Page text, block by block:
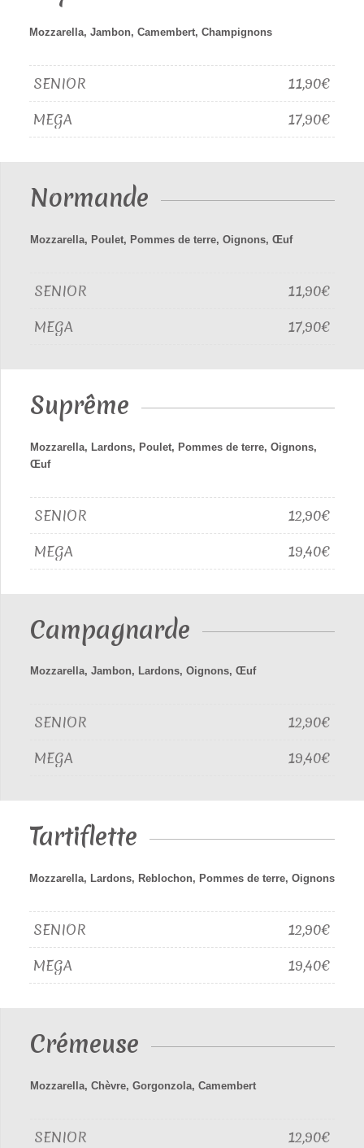
Mozzarella, Jambon, Camembert, Champignons
SENIOR
11,90€
MEGA
17,90€
Normande
Mozzarella, Poulet, Pommes de terre, Oignons, Œuf
SENIOR
11,90€
MEGA
17,90€
Suprême
Mozzarella, Lardons, Poulet, Pommes de terre, Oignons,
Œuf
SENIOR
12,90€
MEGA
19,40€
Campagnarde
Mozzarella, Jambon, Lardons, Oignons, Œuf
SENIOR
12,90€
MEGA
19,40€
Tartiflette
Mozzarella, Lardons, Reblochon, Pommes de terre, Oignons
SENIOR
12,90€
MEGA
19,40€
Crémeuse
Mozzarella, Chèvre, Gorgonzola, Camembert
SENIOR
12,90€